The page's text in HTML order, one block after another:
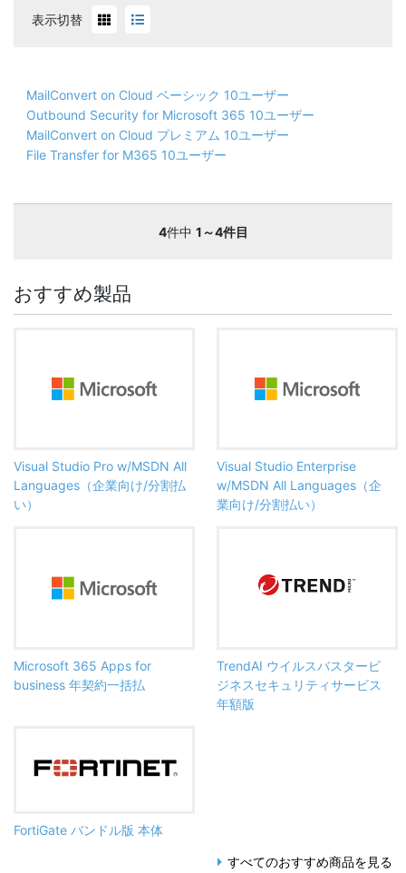
表示切替
MailConvert on Cloud ベーシック 10ユーザー
Outbound Security for Microsoft 365 10ユーザー
MailConvert on Cloud プレミアム 10ユーザー
File Transfer for M365 10ユーザー
4件中 1～4件目
おすすめ製品
Visual Studio Pro w/MSDN All
Languages（企業向け/分割払
い）
Visual Studio Enterprise
w/MSDN All Languages（企
業向け/分割払い）
Microsoft 365 Apps for
business 年契約一括払
TrendAI ウイルスバスタービ
ジネスセキュリティサービス
年額版
FortiGate バンドル版 本体
すべてのおすすめ商品を見る